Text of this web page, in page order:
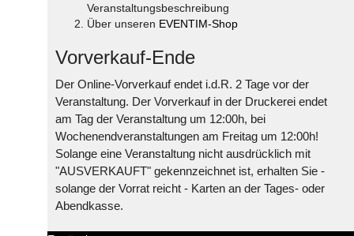
Veranstaltungsbeschreibung
Über unseren EVENTIM-Shop
Vorverkauf-Ende
Der Online-Vorverkauf endet i.d.R. 2 Tage vor der
Veranstaltung. Der Vorverkauf in der Druckerei endet
am Tag der Veranstaltung um 12:00h, bei
Wochenendveranstaltungen am Freitag um 12:00h!
Solange eine Veranstaltung nicht ausdrücklich mit
"AUSVERKAUFT" gekennzeichnet ist, erhalten Sie -
solange der Vorrat reicht - Karten an der Tages- oder
Abendkasse.